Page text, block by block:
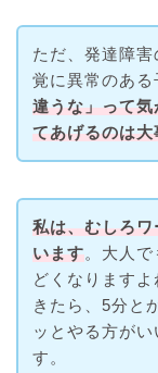
ただ、発達障
覚に異常のある
違うな」って
てあげるのは大
私は、むしろ
います。大人で
どくなります
きたら、5分と
ッとやる方が
す。